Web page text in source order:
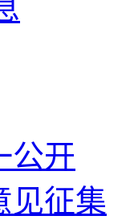
公开
见征集